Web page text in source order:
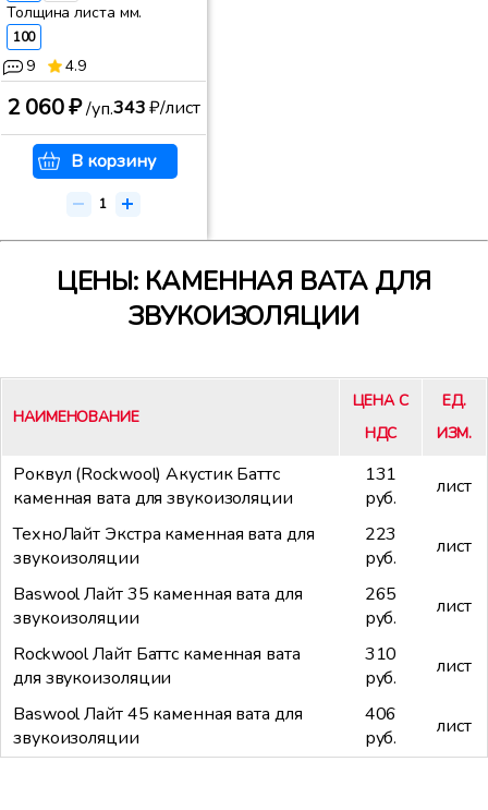
Толщина листа мм.
100
9 4.9
2 060 ₽/уп.343₽/лист
В корзину
ЦЕНЫ: КАМЕННАЯ ВАТА ДЛЯ
ЗВУКОИЗОЛЯЦИИ
НАИМЕНОВАНИЕ
ЦЕНА С
НДС
ЕД.
ИЗМ.
Роквул (Rockwool) Акустик Баттс
каменная вата для звукоизоляции
131
руб.
лист
ТехноЛайт Экстра каменная вата для
звукоизоляции
223
руб.
лист
Baswool Лайт 35 каменная вата для
звукоизоляции
265
руб.
лист
Rockwool Лайт Баттс каменная вата
для звукоизоляции
310
руб.
лист
Baswool Лайт 45 каменная вата для
звукоизоляции
406
руб.
лист